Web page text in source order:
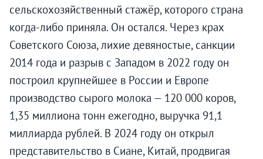
сельскохозяйственный стажёр, которого страна
когда-либо приняла. Он остался. Через крах
Советского Союза, лихие девяностые, санкции
2014 года и разрыв с Западом в 2022 году он
построил крупнейшее в России и Европе
производство сырого молока — 120 000 коров,
1,35 миллиона тонн ежегодно, выручка 91,1
миллиарда рублей. В 2024 году он открыл
представительство в Сиане, Китай, продвигая